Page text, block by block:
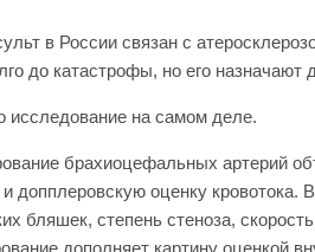
в России связан с
до катастрофы, но его
исследование на самом деле.
брахиоцефальных артерий
и допплеровскую оценку
бляшек, степень стеноза,